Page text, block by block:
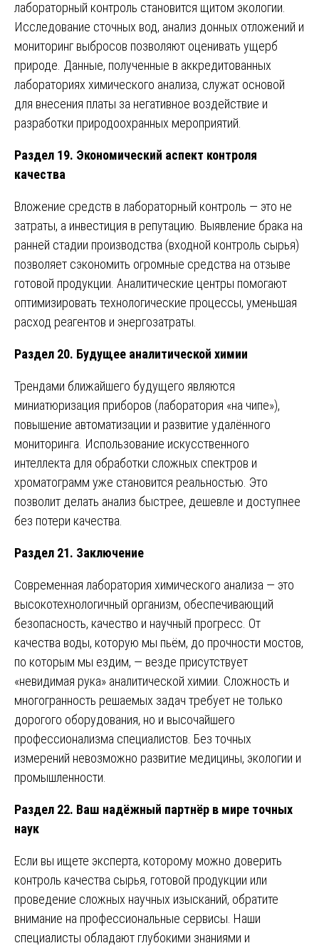
лабораторный контроль становится щитом экологии.
Исследование сточных вод, анализ донных отложений и
мониторинг выбросов позволяют оценивать ущерб
природе. Данные, полученные в аккредитованных
лабораториях химического анализа, служат основой
для внесения платы за негативное воздействие и
разработки природоохранных мероприятий.
Раздел 19. Экономический аспект контроля
качества
Вложение средств в лабораторный контроль — это не
затраты, а инвестиция в репутацию. Выявление брака на
ранней стадии производства (входной контроль сырья)
позволяет сэкономить огромные средства на отзыве
готовой продукции. Аналитические центры помогают
оптимизировать технологические процессы, уменьшая
расход реагентов и энергозатраты.
Раздел 20. Будущее аналитической химии
Трендами ближайшего будущего являются
миниатюризация приборов (лаборатория «на чипе»),
повышение автоматизации и развитие удалённого
мониторинга. Использование искусственного
интеллекта для обработки сложных спектров и
хроматограмм уже становится реальностью. Это
позволит делать анализ быстрее, дешевле и доступнее
без потери качества.
Раздел 21. Заключение
Современная лаборатория химического анализа — это
высокотехнологичный организм, обеспечивающий
безопасность, качество и научный прогресс. От
качества воды, которую мы пьём, до прочности мостов,
по которым мы ездим, — везде присутствует
«невидимая рука» аналитической химии. Сложность и
многогранность решаемых задач требует не только
дорогого оборудования, но и высочайшего
профессионализма специалистов. Без точных
измерений невозможно развитие медицины, экологии и
промышленности.
Раздел 22. Ваш надёжный партнёр в мире точных
наук
Если вы ищете эксперта, которому можно доверить
контроль качества сырья, готовой продукции или
проведение сложных научных изысканий, обратите
внимание на профессиональные сервисы. Наши
специалисты обладают глубокими знаниями и